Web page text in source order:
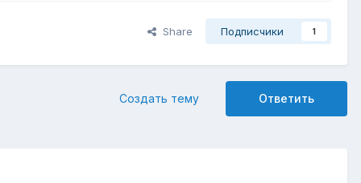
Share Подписчики 1
Ответить
Создать тему